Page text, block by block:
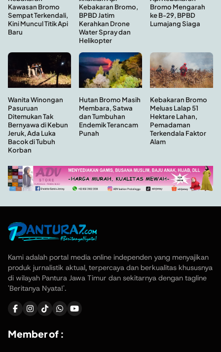
Kawasan Bromo
Sempat Terkendali,
Kini Muncul Titik Api
Baru
Kebakaran Bromo,
BPBD Jatim
Kerahkan Drone
Water Spray dan
Helikopter
Bromo Mengarah
ke B-29, BPBD
Lumajang Siaga
Wanita Winongan
Pasuruan
Ditemukan Tak
Bernyawa di Kebun
Jeruk, Ada Luka
Bacok di Tubuh
Korban
Hutan Bromo Masih
Membara, Satwa
dan Tumbuhan
Endemik Terancam
Punah
Kebakaran Bromo
Meluas Lalap 51
Hektare Lahan,
Pemadaman
Terkendala Faktor
Alam
Kami adalah portal media online independen yang menyajikan
produk jurnalistik aktual, terpercaya dan berkualitas khususnya
di wilayah Pantura Jawa Timur dan sekitarnya dengan tagline
'Beritanya Nyata!'.
Member of :